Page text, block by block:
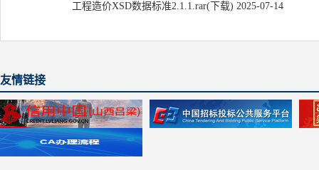
工程造价XSD数据标准2.1.1.rar(下载) 2025-07-14
友情链接